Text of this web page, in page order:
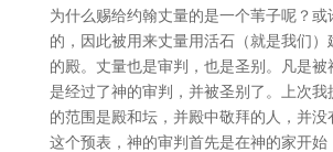
为什么赐给约翰丈量的是一个苇子呢？或
的，因此被用来丈量用活石（就是我们）
的殿。丈量也是审判，也是圣别。凡是被
是经过了神的审判，并被圣别了。上次我
的范围是殿和坛，并殿中敬拜的人，并没
这个预表，神的审判首先是在神的家开始